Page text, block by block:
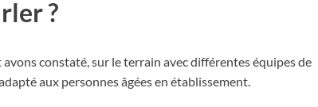
?
constaté, sur le terrain avec différentes équipes de
aux personnes âgées en établissement.